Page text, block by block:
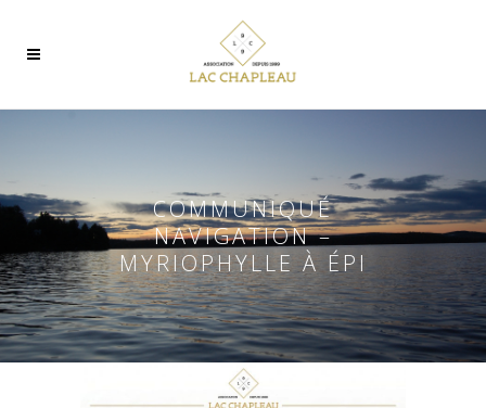
COMMUNIQUÉ
NAVIGATION –
MYRIOPHYLLE À ÉPI